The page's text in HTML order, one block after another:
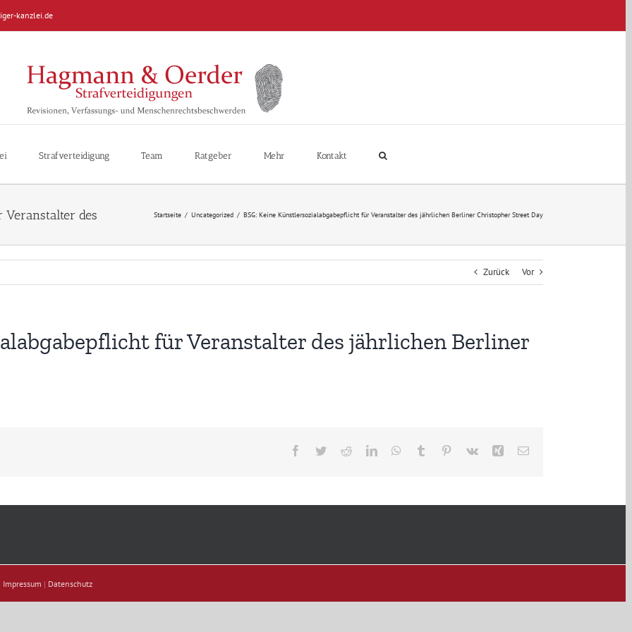
kanzlei.de
Strafverteidigung Team Ratgeber Mehr Kontakt
Startseite / Uncategorized / BSG: Keine Künstlersozialabgabepflicht für Veranstalter des jährlichen Berliner Christopher Street Day
Zurück Vor
für Veranstalter des jährlichen Berliner
Facebook
TwitterRedditLinkedInWhatsApp
Tumblr Pinterest
Vk Xing E-
Impressum | Datenschutz